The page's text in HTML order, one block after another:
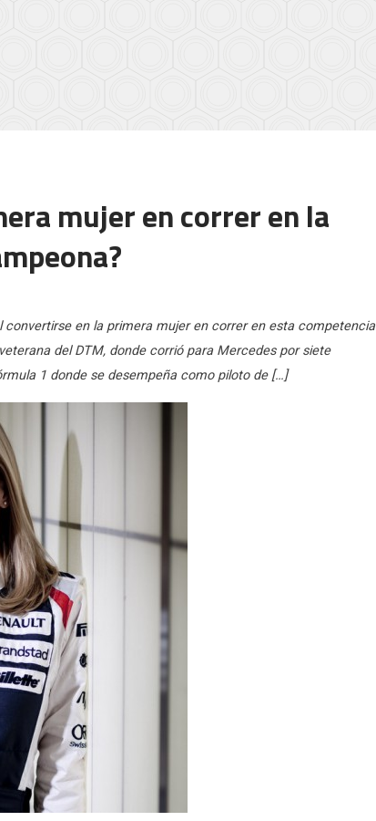
mujer en correr en la
en la primera mujer en correr en esta competencia
del DTM, donde corrió para Mercedes por siete
1 donde se desempeña como piloto de […]